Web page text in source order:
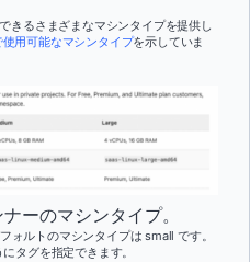
きるさまざまなマシンタイプを提供し
用可能なマシンタイプを示していま
ーのマシンタイプ。
ォルトのマシンタイプは small です。
タグを指定できます。